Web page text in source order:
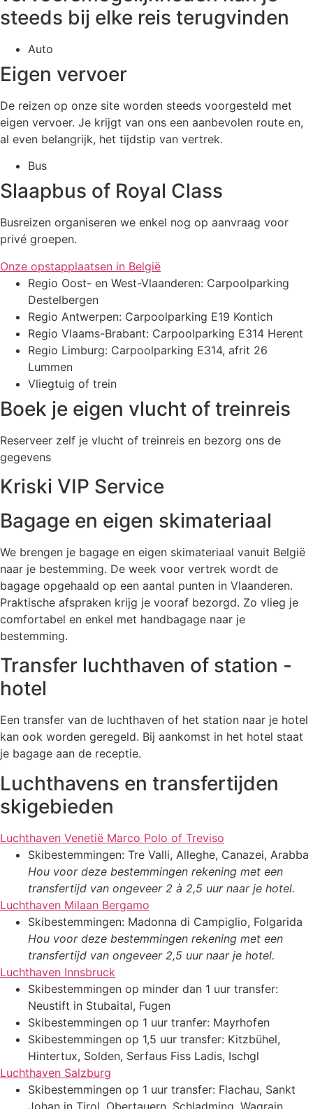
steeds bij elke reis terugvinden
Auto
Eigen vervoer
De reizen op onze site worden steeds voorgesteld met
eigen vervoer. Je krijgt van ons een aanbevolen route en,
al even belangrijk, het tijdstip van vertrek.
Bus
Slaapbus of Royal Class
Busreizen organiseren we enkel nog op aanvraag voor
privé groepen.
Onze opstapplaatsen in België
Regio Oost- en West-Vlaanderen: Carpoolparking
Destelbergen
Regio Antwerpen: Carpoolparking E19 Kontich
Regio Vlaams-Brabant: Carpoolparking E314 Herent
Regio Limburg: Carpoolparking E314, afrit 26
Lummen
Vliegtuig of trein
Boek je eigen vlucht of treinreis
Reserveer zelf je vlucht of treinreis en bezorg ons de
gegevens
Kriski VIP Service
Bagage en eigen skimateriaal
We brengen je bagage en eigen skimateriaal vanuit België
naar je bestemming. De week voor vertrek wordt de
bagage opgehaald op een aantal punten in Vlaanderen.
Praktische afspraken krijg je vooraf bezorgd. Zo vlieg je
comfortabel en enkel met handbagage naar je
bestemming.
Transfer luchthaven of station -
hotel
Een transfer van de luchthaven of het station naar je hotel
kan ook worden geregeld. Bij aankomst in het hotel staat
je bagage aan de receptie.
Luchthavens en transfertijden
skigebieden
Luchthaven Venetië Marco Polo of Treviso
Skibestemmingen: Tre Valli, Alleghe, Canazei, Arabba
Hou voor deze bestemmingen rekening met een
transfertijd van ongeveer 2 à 2,5 uur naar je hotel.
Luchthaven Milaan Bergamo
Skibestemmingen: Madonna di Campiglio, Folgarida
Hou voor deze bestemmingen rekening met een
transfertijd van ongeveer 2,5 uur naar je hotel.
Luchthaven Innsbruck
Skibestemmingen op minder dan 1 uur transfer:
Neustift in Stubaital, Fugen
Skibestemmingen op 1 uur tranfer: Mayrhofen
Skibestemmingen op 1,5 uur transfer: Kitzbühel,
Hintertux, Solden, Serfaus Fiss Ladis, Ischgl
Luchthaven Salzburg
Skibestemmingen op 1 uur transfer: Flachau, Sankt
Johan in Tirol, Obertauern, Schladming, Wagrain,